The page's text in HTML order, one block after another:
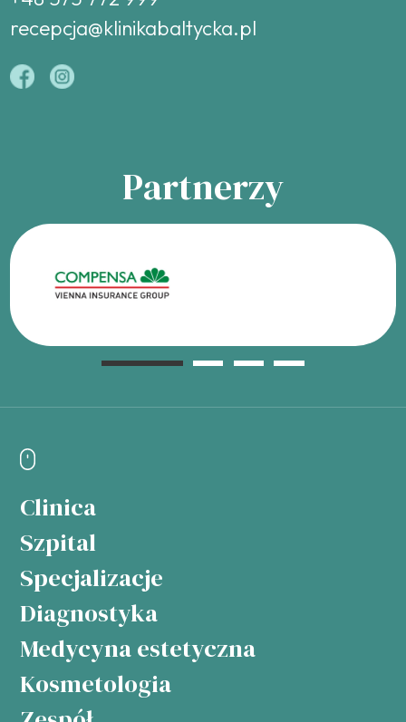
recepcja@klinikabaltycka.pl
Partnerzy
Clinica
Szpital
Specjalizacje
Diagnostyka
Medycyna estetyczna
Kosmetologia